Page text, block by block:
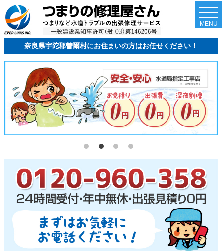
奈良県宇陀郡曽爾村にお住まいの方はお任せください！
MENU